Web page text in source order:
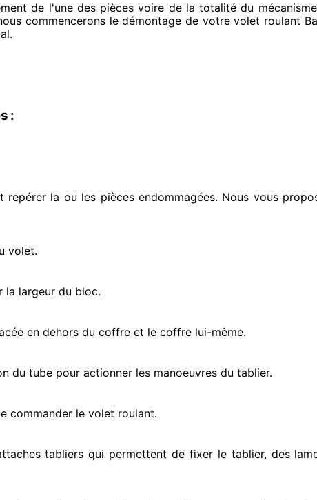
de l'une des pièces voire de la totalité du
commencerons ledémontage de votre volet roulant
.
:
repérerla ou les pièces endommagées. Nous vous
volet.
la largeur du bloc.
en dehors du coffre et le coffre lui-même.
du tube pour actionner les manoeuvres du tablier.
commander le volet roulant.
tabliers qui permettent de fixer le tablier, des